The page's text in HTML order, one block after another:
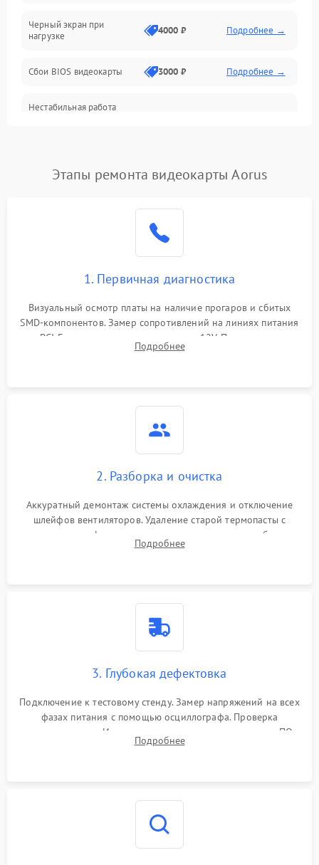
Электропитание
ПО
Электронные компоненты
Общие поломки
Механические повреждения
Черный экран при
нагрузке
4000 ₽ Подробнее →
Сбои BIOS видеокарты 3000 ₽ Подробнее →
Нестабильная работа
Этапы ремонта видеокарты Aorus
1. Первичная диагностика
Визуальный осмотр платы на наличие прогаров и сбитых
SMD-компонентов. Замер сопротивлений на линиях питания
PCI-E и дополнительных разъемах 12V. Проверка на
короткое замыкание основных дросселей питания GPU и
Подробнее
2. Разборка и очистка
Аккуратный демонтаж системы охлаждения и отключение
шлейфов вентиляторов. Удаление старой термопасты с
кристалла графического чипа и термопрокладок с банок
памяти и зоны VRM. Очистка платы от пыли и окислов.
Подробнее
3. Глубокая дефектовка
Подключение к тестовому стенду. Замер напряжений на всех
фазах питания с помощью осциллографа. Проверка
инициализации. Использование специализированного ПО
MATS
Подробнее